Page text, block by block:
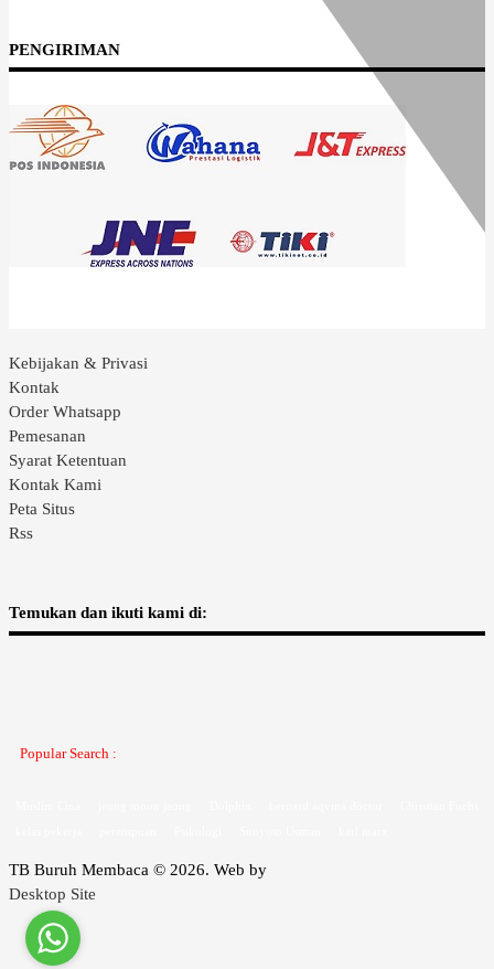
PENGIRIMAN
Kebijakan & Privasi
Kontak
Order Whatsapp
Pemesanan
Syarat Ketentuan
Kontak Kami
Peta Situs
Rss
Temukan dan ikuti kami di:
Popular Search :
TB Buruh Membaca © 2026. Web by
Desktop Site